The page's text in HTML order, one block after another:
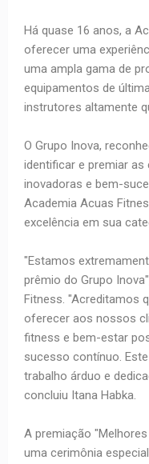
Há quase 16 anos, a
oferecer uma
uma ampla gama de
equipamentos de
instrutores altamente
O Grupo Inova,
identificar e premiar
inovadoras e bem-
Academia Acuas
excelência em sua
"Estamos
prêmio do Grupo
Fitness. "Acreditamos
oferecer aos nossos
fitness e bem-estar
sucesso contínuo.
trabalho árduo e
concluiu Itana Habka.
A premiação
uma cerimônia